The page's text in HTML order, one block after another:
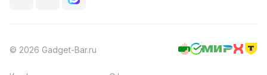
© 2026 Gadget-Bar.ru